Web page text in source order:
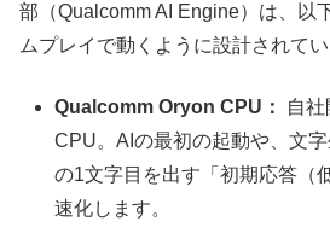
部（Qualcomm AI Engine）は、以
ムプレイで動くように設計されてい
Qualcomm Oryon CPU：
自
CPU。AIの最初の起動や、文
の1文字目を出す「初期応答（
速化します。